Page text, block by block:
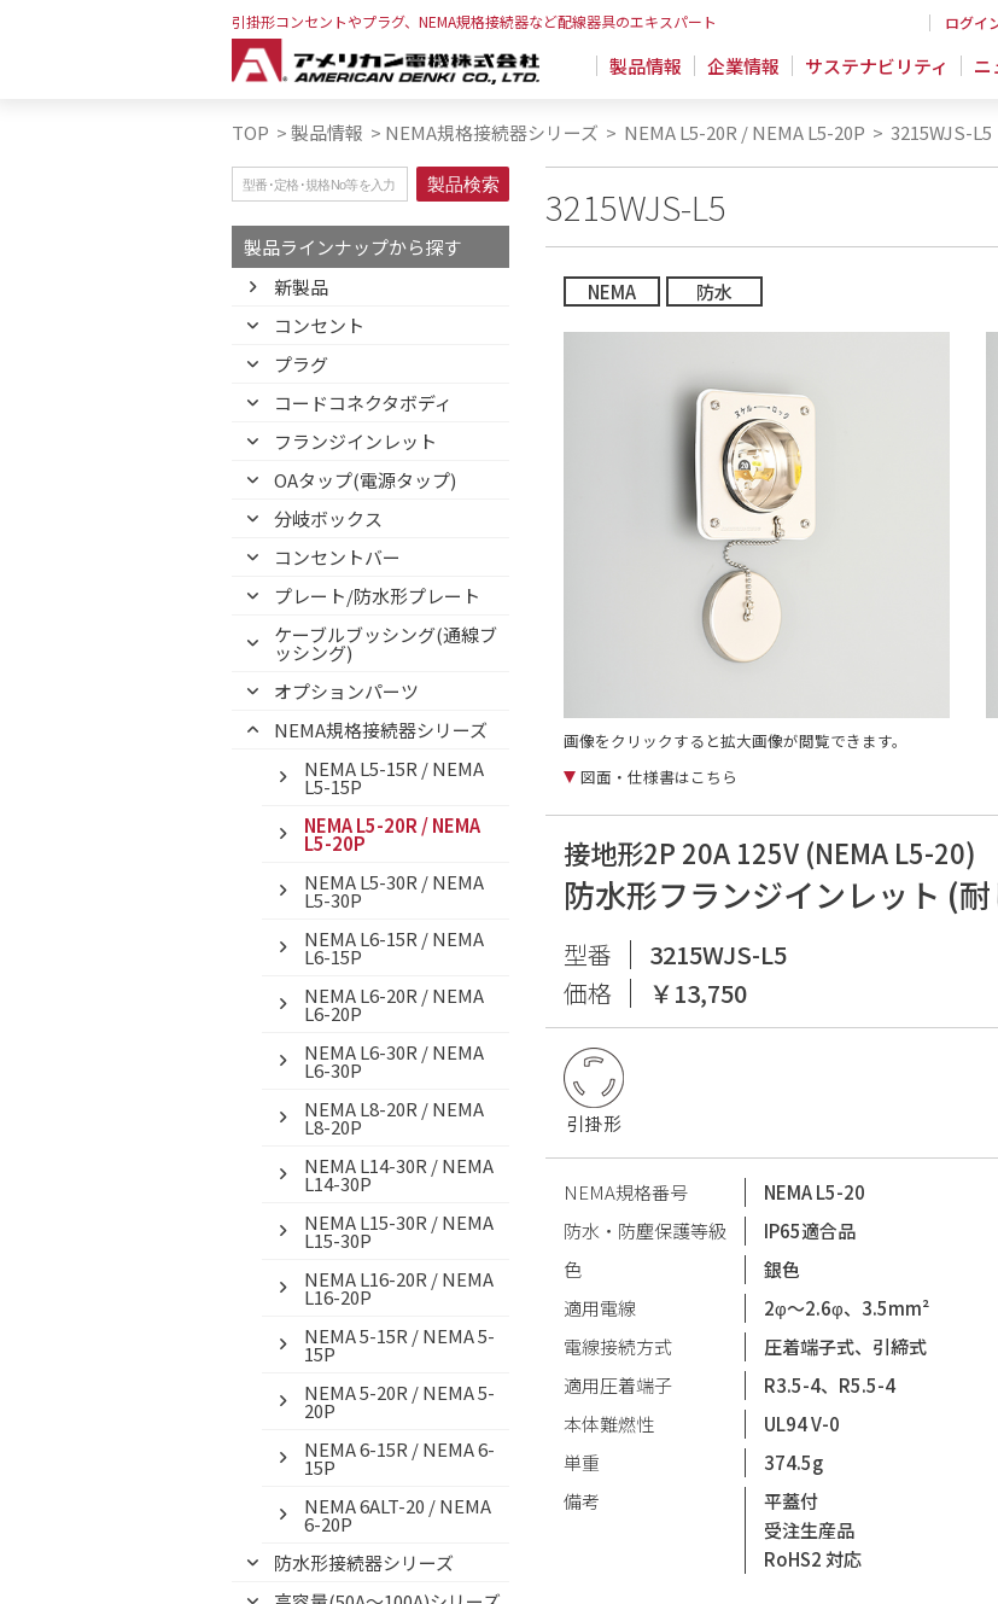
引掛形コンセントやプラグ、NEMA規格接続器など配線器具のエキスパート ログイ
製品情報 企業情報 サステナビリティ ニ
TOP >製品情報 > NEMA規格接続器シリーズ > NEMA L5-20R / NEMA L5-20P > 3215WJS-L5
製品ラインナップから探す
新製品
コンセント
プラグ
コードコネクタボディ
フランジインレット
OAタップ(電源タップ)
分岐ボックス
コンセントバー
プレート/防水形プレート
ケーブルブッシング(通線ブ
ッシング)
オプションパーツ
NEMA規格接続器シリーズ
NEMA L5-15R / NEMA
L5-15P
NEMA L5-20R / NEMA
L5-20P
NEMA L5-30R / NEMA
L5-30P
NEMA L6-15R / NEMA
L6-15P
NEMA L6-20R / NEMA
L6-20P
NEMA L6-30R / NEMA
L6-30P
NEMA L8-20R / NEMA
L8-20P
NEMA L14-30R / NEMA
L14-30P
NEMA L15-30R / NEMA
L15-30P
NEMA L16-20R / NEMA
L16-20P
NEMA 5-15R / NEMA 5-
15P
NEMA 5-20R / NEMA 5-
20P
NEMA 6-15R / NEMA 6-
15P
NEMA 6ALT-20 / NEMA
6-20P
防水形接続器シリーズ
3215WJS-L5
NEMA 防水
画像をクリックすると拡大画像が閲覧できます。
図面・仕様書はこちら
接地形2P 20A 125V (NEMA L5-20)
防水形フランジインレット (
型番
3215WJS-L5
価格
￥13,750
引掛形
NEMA規格番号
NEMA L5-20
防水・防塵保護等級
IP65適合品
色
銀色
適用電線
2φ〜2.6φ、3.5mm²
電線接続方式
圧着端子式、引締式
適用圧着端子
R3.5-4、R5.5-4
本体難燃性
UL94 V-0
単重
374.5g
備考
平蓋付
受注生産品
RoHS2 対応